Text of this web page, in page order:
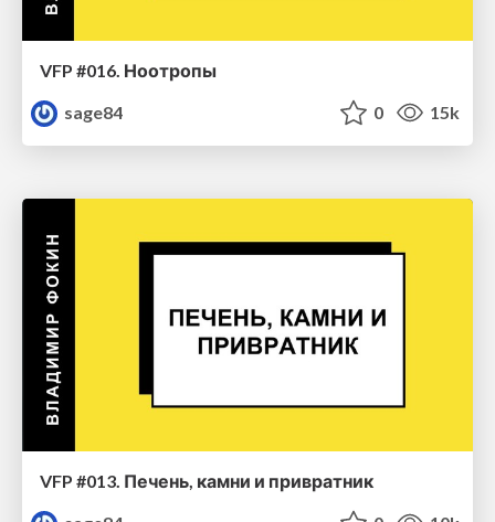
VFP #016. Ноотропы
sage84
0 15k
VFP #013. Печень, камни и привратник